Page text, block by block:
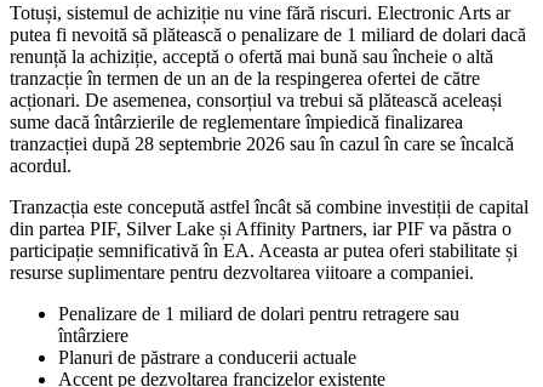
Totuși, sistemul de achiziție nu vine fără riscuri. Electronic Arts ar
putea fi nevoită să plătească o penalizare de 1 miliard de dolari dacă
renunță la achiziție, acceptă o ofertă mai bună sau încheie o altă
tranzacție în termen de un an de la respingerea ofertei de către
acționari. De asemenea, consorțiul va trebui să plătească aceleași
sume dacă întârzierile de reglementare împiedică finalizarea
tranzacției după 28 septembrie 2026 sau în cazul în care se încalcă
acordul.
Tranzacția este concepută astfel încât să combine investiții de capital
din partea PIF, Silver Lake și Affinity Partners, iar PIF va păstra o
participație semnificativă în EA. Aceasta ar putea oferi stabilitate și
resurse suplimentare pentru dezvoltarea viitoare a companiei.
Penalizare de 1 miliard de dolari pentru retragere sau
întârziere
Planuri de păstrare a conducerii actuale
Accent pe dezvoltarea francizelor existente